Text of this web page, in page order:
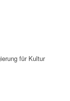
für Kultur